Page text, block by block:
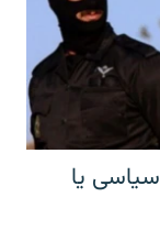
سیاسی یا